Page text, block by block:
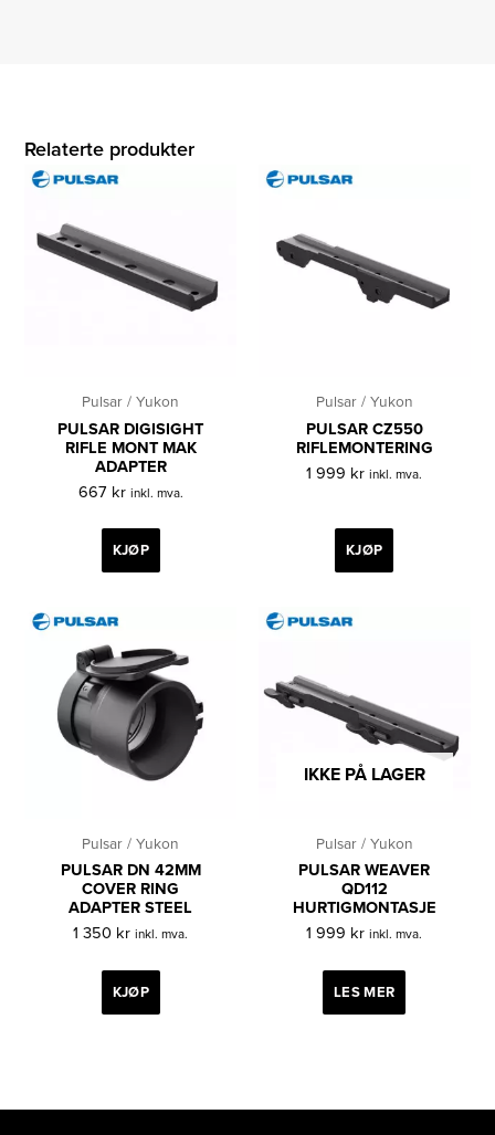
Relaterte produkter
Pulsar / Yukon
PULSAR DIGISIGHT
RIFLE MONT MAK
ADAPTER
667 kr inkl. mva.
KJØP
Pulsar / Yukon
PULSAR CZ550
RIFLEMONTERING
1 999 kr inkl. mva.
KJØP
Pulsar / Yukon
PULSAR DN 42MM
COVER RING
ADAPTER STEEL
1 350 kr inkl. mva.
KJØP
IKKE PÅ LAGER
Pulsar / Yukon
PULSAR WEAVER
QD112
HURTIGMONTASJE
1 999 kr inkl. mva.
LES MER